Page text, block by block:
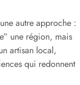
autre approche :
une région, mais
artisan local,
qui redonnent